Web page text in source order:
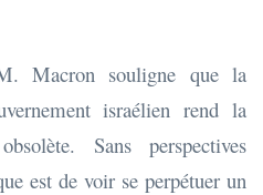
Macron souligne que la
israélien rend la
Sans perspectives
est de voir se perpétuer un